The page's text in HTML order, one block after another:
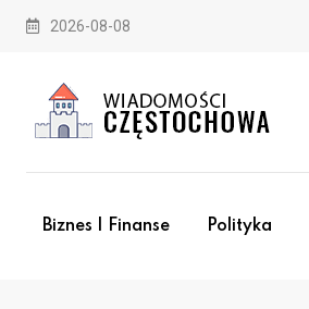
Skip
2026-08-08
Biznes I Finanse Polityka